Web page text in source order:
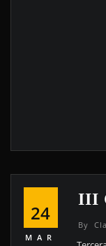
24
MAR
III
By